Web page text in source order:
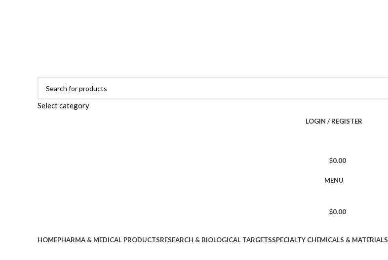
Select category
LOGIN / REGISTER
$0.00
MENU
$0.00
HOMEPHARMA & MEDICAL PRODUCTSRESEARCH & BIOLOGICAL TARGETSSPECIALTY CHEMICALS & MATERIALS